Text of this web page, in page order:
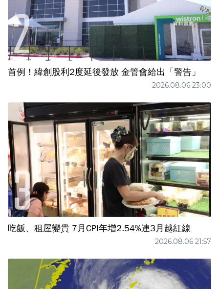
首例！緯創股利2度延後發放 金管會給出「警告」
2026.08.06 23:00
吃飯、租屋變貴 7月CPI年增2.54%連3月越紅線
2026.08.06 21:57